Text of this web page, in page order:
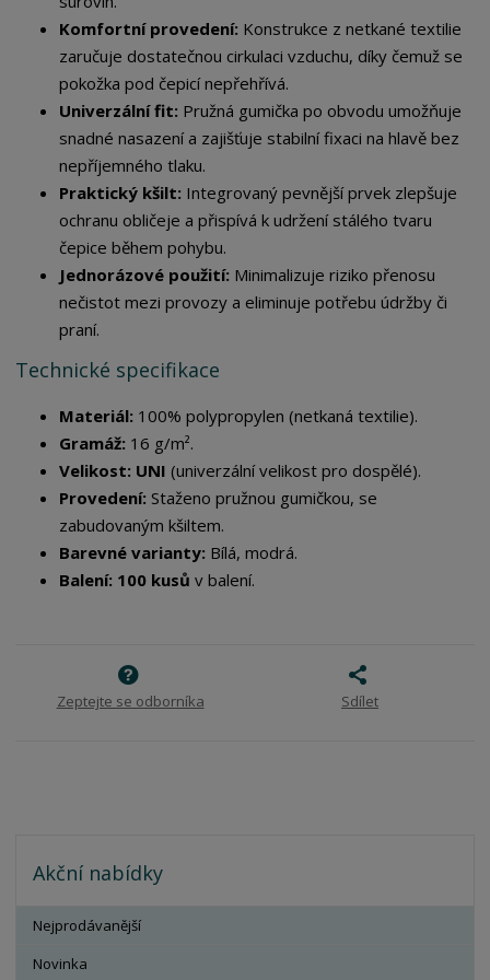
Komfortní provedení: Konstrukce z netkané textilie
zaručuje dostatečnou cirkulaci vzduchu, díky čemuž se
pokožka pod čepicí nepřehřívá.
Univerzální fit: Pružná gumička po obvodu umožňuje
snadné nasazení a zajišťuje stabilní fixaci na hlavě bez
nepříjemného tlaku.
Praktický kšilt: Integrovaný pevnější prvek zlepšuje
ochranu obličeje a přispívá k udržení stálého tvaru
čepice během pohybu.
Jednorázové použití: Minimalizuje riziko přenosu
nečistot mezi provozy a eliminuje potřebu údržby či
praní.
Technické specifikace
Materiál: 100% polypropylen (netkaná textilie).
Gramáž: 16 g/m².
Velikost: UNI (univerzální velikost pro dospělé).
Provedení: Staženo pružnou gumičkou, se
zabudovaným kšiltem.
Barevné varianty: Bílá, modrá.
Balení: 100 kusů v balení.
Zeptejte se odborníka Sdílet
Akční nabídky
Nejprodávanější
Novinka